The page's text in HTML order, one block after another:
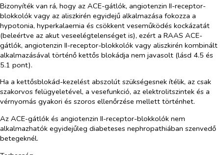
Bizonyíték van rá, hogy az ACE-gátlók, angiotenzin II-receptor-
blokkolók vagy az aliszkirén egyidejű alkalmazása fokozza a
hypotonia, hyperkalaemia és csökkent veseműködés kockázatát
(beleértve az akut veseelégtelenséget is), ezért a RAAS ACE-
gátlók, angiotenzin II-receptor-blokkolók vagy aliszkirén kombinált
alkalmazásával történő kettős blokádja nem javasolt (lásd 4.5 és
5.1 pont).
Ha a kettősblokád-kezelést abszolút szükségesnek ítélik, az csak
szakorvos felügyeletével, a vesefunkció, az elektrolitszintek és a
vérnyomás gyakori és szoros ellenőrzése mellett történhet.
Az ACE-gátlók és angiotenzin II-receptor-blokkolók nem
alkalmazhatók egyidejűleg diabeteses nephropathiában szenvedő
betegeknél.